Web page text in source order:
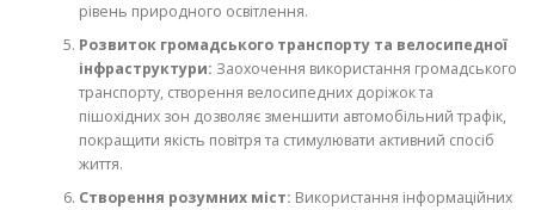
рівень природного освітлення.
Розвиток громадського транспорту та велосипедної
інфраструктури: Заохочення використання громадського
транспорту, створення велосипедних доріжок та
пішохідних зон дозволяє зменшити автомобільний трафік,
покращити якість повітря та стимулювати активний спосіб
життя.
Створення розумних міст: Використання інформаційних